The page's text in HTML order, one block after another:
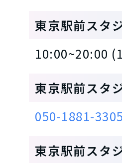
東京駅前スタ
10:00~20:00
東京駅前スタ
050-1881-3305
東京駅前スタ